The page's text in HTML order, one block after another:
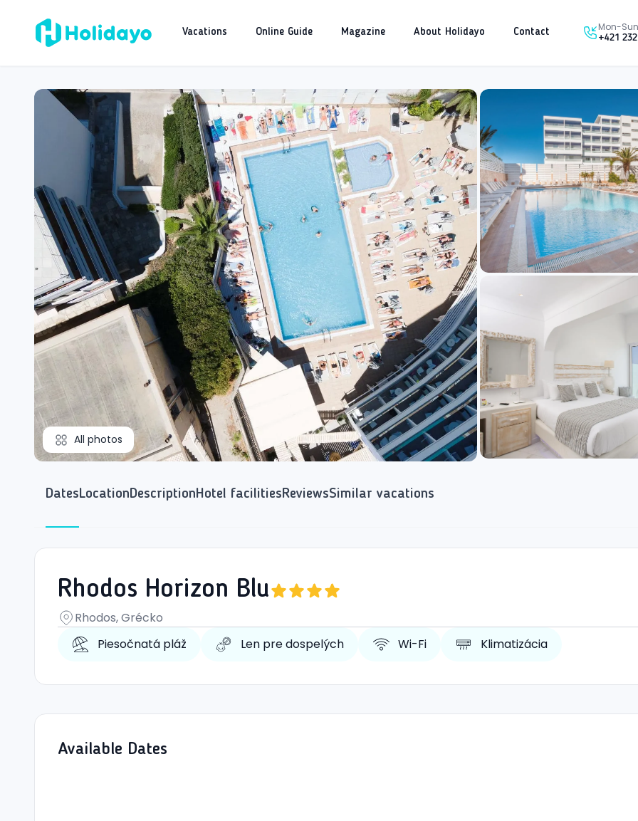
Vacations Online Guide Magazine About Holidayo Contact Mon-
+421
All photos
DatesLocationDescriptionHotel facilitiesReviewsSimilar vacations
Rhodos Horizon Blu
Rhodos, Grécko
Piesočnatá pláž
Len pre dospelých Wi-Fi Klimatizácia
Available Dates